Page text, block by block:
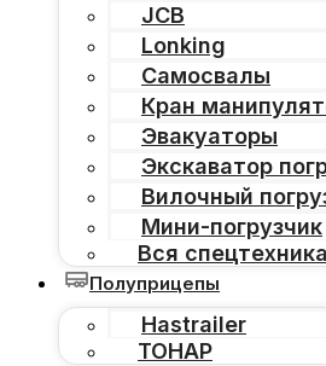
JCB
Lonking
Самосвалы
Кран
Эвакуаторы
Экскаватор
Вилочный
Мини-погрузчик
Вся спецтехника
Полуприцепы
Hastrailer
ТОНАР